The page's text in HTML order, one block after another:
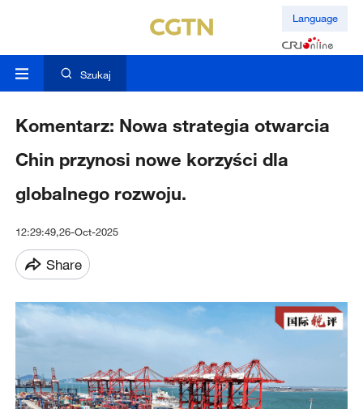
Language
Szukaj
Komentarz: Nowa strategia otwarcia
Chin przynosi nowe korzyści dla
globalnego rozwoju.
12:29:49,26-Oct-2025
Share